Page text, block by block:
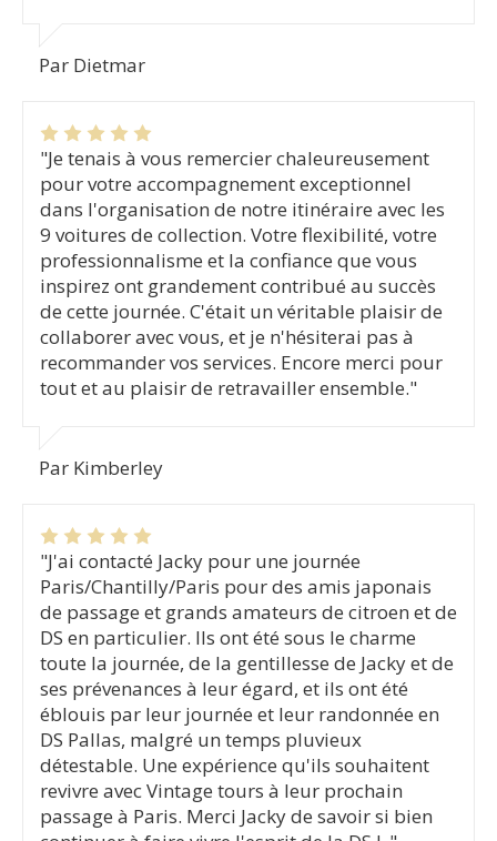
Par Dietmar
"Je tenais à vous remercier chaleureusement
pour votre accompagnement exceptionnel
dans l'organisation de notre itinéraire avec les
9 voitures de collection. Votre flexibilité, votre
professionnalisme et la confiance que vous
inspirez ont grandement contribué au succès
de cette journée. C'était un véritable plaisir de
collaborer avec vous, et je n'hésiterai pas à
recommander vos services. Encore merci pour
tout et au plaisir de retravailler ensemble."
Par Kimberley
"J'ai contacté Jacky pour une journée
Paris/Chantilly/Paris pour des amis japonais
de passage et grands amateurs de citroen et de
DS en particulier. Ils ont été sous le charme
toute la journée, de la gentillesse de Jacky et de
ses prévenances à leur égard, et ils ont été
éblouis par leur journée et leur randonnée en
DS Pallas, malgré un temps pluvieux
détestable. Une expérience qu'ils souhaitent
revivre avec Vintage tours à leur prochain
passage à Paris. Merci Jacky de savoir si bien